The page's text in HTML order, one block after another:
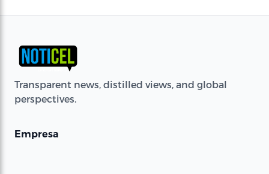
Transparent news, distilled views, and global
perspectives.
Empresa